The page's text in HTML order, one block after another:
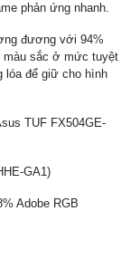
phản ứng nhanh.
đương với 94%
màu sắc ở mức tuyệt
lóa để giữ cho hình
TUF FX504GE-
GA1)
Adobe RGB